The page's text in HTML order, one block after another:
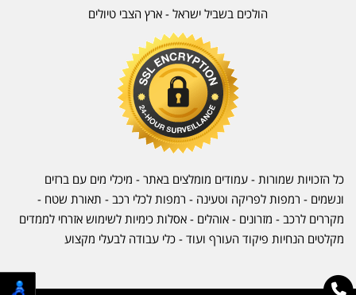
הולכים בשביל ישראל - ארץ הצבי טיולים
כל הזכויות שמורות - עמודים מומלצים באתר - מיכלי מים עם ברזים
ונשמים - רמפות לפריקה וטעינה - רמפות לכלי רכב - תאורת שטח -
מקררים לרכב - מזרונים - אוהלים - אסלות כימיות לשימוש אזרחי לממדים
מקלטים הנחיות פיקוד העורף ועוד - כלי עבודה לבעלי מקצוע